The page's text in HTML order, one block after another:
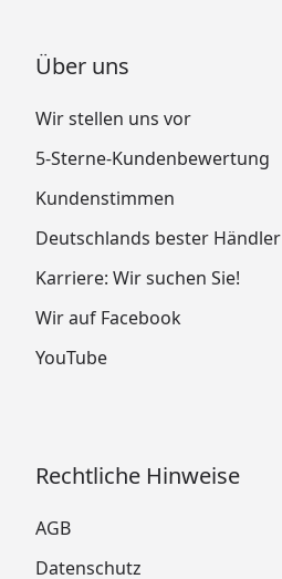
Über uns
Wir stellen uns vor
5-Sterne-Kundenbewertung
Kundenstimmen
Deutschlands bester Händler
Karriere: Wir suchen Sie!
Wir auf Facebook
YouTube
Rechtliche Hinweise
AGB
Datenschutz